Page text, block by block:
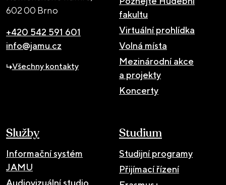
602 00 Brno
+420 542 591 601
info@jamu.cz
Všechny kontakty
fakultu
Virtuální prohlídka
Volná místa
Mezinárodní akce
a projekty
Koncerty
Služby
Informační systém
JAMU
Audiovizuální studio
Studium
Studijní programy
Přijímací řízení